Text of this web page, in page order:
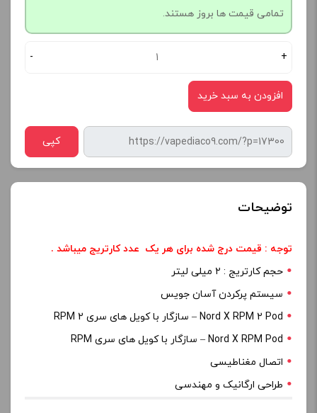
تمامی قیمت ها بروز هستند.
- +
افزودن به سبد خرید
کپی
توضیحات
توجه : قیمت درج شده برای هر یک عدد کارتریج میباشد .
حجم کارتریج : ۲ میلی لیتر
سیستم پرکردن آسان جویس
Nord X RPM 2 Pod – سازگار با کویل های سری RPM 2
Nord X RPM Pod – سازگار با کویل های سری RPM
اتصال مغناطیسی
طراحی ارگانیک و مهندسی